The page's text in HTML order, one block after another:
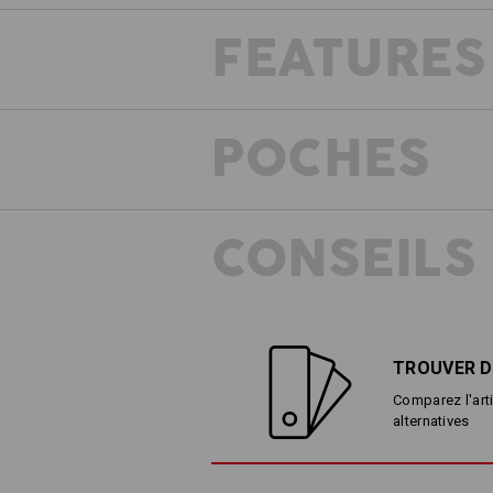
Les
FEATURES
POCHES
TROUVER
Comparez
alternatives